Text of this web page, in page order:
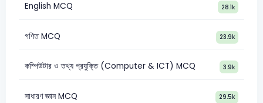
English MCQ 28.1k
গণিত MCQ 23.9k
কম্পিউটার ও তথ্য প্রযুক্তি (Computer & ICT) MCQ 3.9k
সাধারণ জ্ঞান MCQ 29.5k